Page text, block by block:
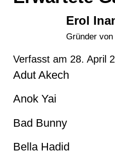
Erol
Gründer von
Verfasst am 28. April
Adut Akech
Anok Yai
Bad Bunny
Bella Hadid